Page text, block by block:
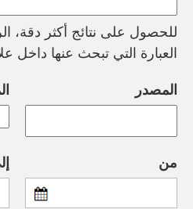
للحصول على نتائج أكثر دقة،
العبارة التي تبحث عنها داخل
المصدر
من